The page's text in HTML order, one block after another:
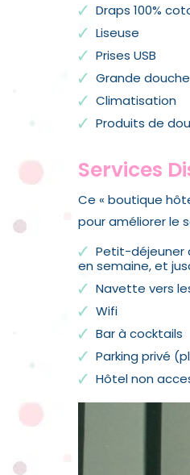
Draps 100%
Liseuse
Prises USB
Grande douche
Climatisation
Produits de
Services
Ce « boutique
pour améliorer le
Petit-déjeuner
en semaine, et
Navette vers
Wifi
Bar à cocktails
Parking privé
Hôtel non